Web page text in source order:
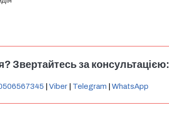
Звертайтесь за консультацією:
Viber| Telegram WhatsApp